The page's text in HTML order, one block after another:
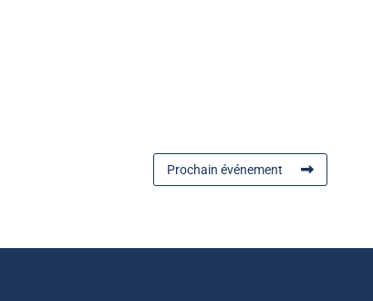
Prochain événement